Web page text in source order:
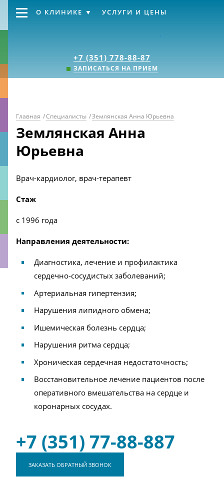
+7 (351) 778-88-87
ЗАПИСАТЬСЯ НА ПРИЕМ
О КЛИНИКЕ УСЛУГИ И ЦЕНЫ
Главная /Специалисты /Землянская Анна Юрьевна
Землянская Анна
Юрьевна
Врач-кардиолог, врач-терапевт
Стаж
с 1996 года
Направления деятельности:
Диагностика, лечение и профилактика
сердечно-сосудистых заболеваний;
Артериальная гипертензия;
Нарушения липидного обмена;
Ишемическая болезнь сердца;
Нарушения ритма сердца;
Хроническая сердечная недостаточность;
Восстановительное лечение пациентов после
оперативного вмешательства на сердце и
коронарных сосудах.
+7 (351) 77-88-887
ЗАКАЗАТЬ ОБРАТНЫЙ ЗВОНОК